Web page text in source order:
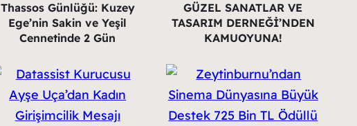
Thassos Günlüğü: Kuzey
Ege’nin Sakin ve Yeşil
Cennetinde 2 Gün
GÜZEL SANATLAR VE
TASARIM DERNEĞİ’NDEN
KAMUOYUNA!